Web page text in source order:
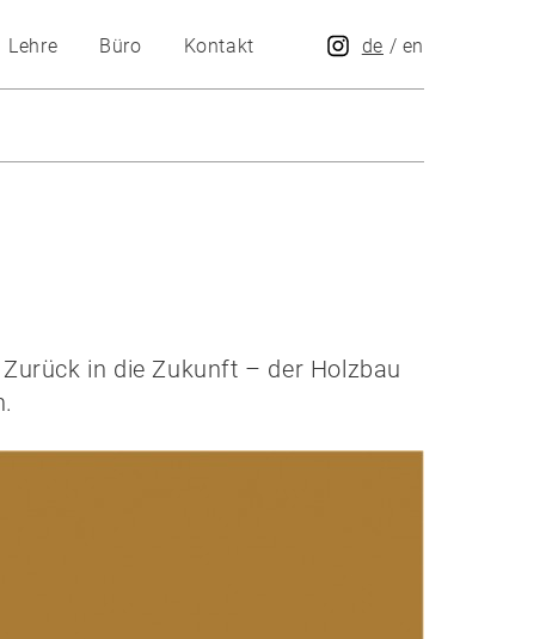
de / en
Lehre Büro Kontakt
in die Zukunft – der Holzbau